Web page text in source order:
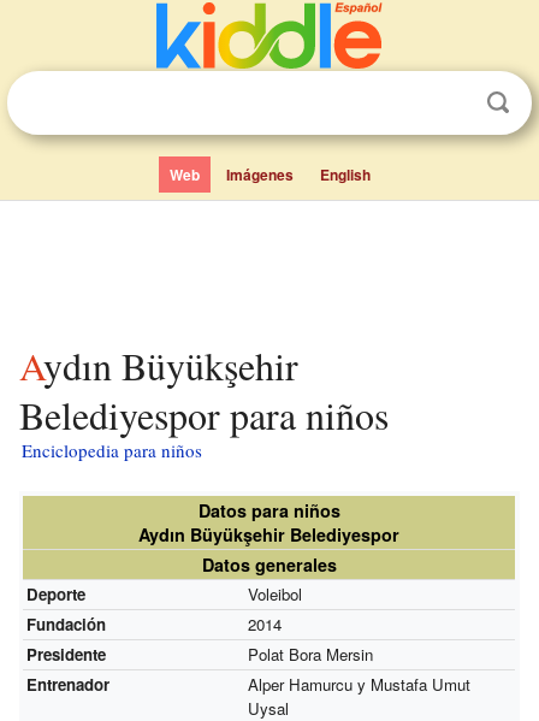
Web Imágenes English
Aydın Büyükşehir
Belediyespor para niños
Enciclopedia para niños
Datos para niños
Aydın Büyükşehir Belediyespor
Datos generales
Deporte
Voleibol
Fundación
2014
Presidente
Polat Bora Mersin
Entrenador
Alper Hamurcu y Mustafa Umut
Uysal